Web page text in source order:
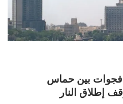
فجوات بين حماس
إطلاق النار